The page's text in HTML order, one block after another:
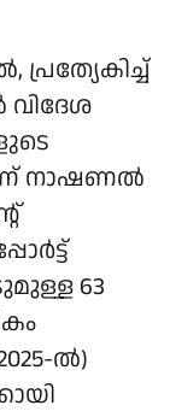
നാഷണൽ
63
ൽ)